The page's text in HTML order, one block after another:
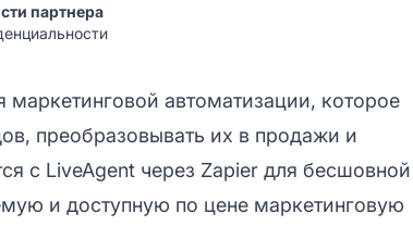
партнера
автоматизации, которое
преобразовывать их в продажи и
с LiveAgent через Zapier для бесшовной
и доступную по цене маркетинговую